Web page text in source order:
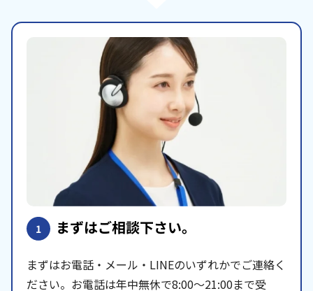
1 まずはご相談下さい。
まずはお電話・メール・LINEのいずれかでご連絡く
ださい。お電話は年中無休で8:00〜21:00まで受